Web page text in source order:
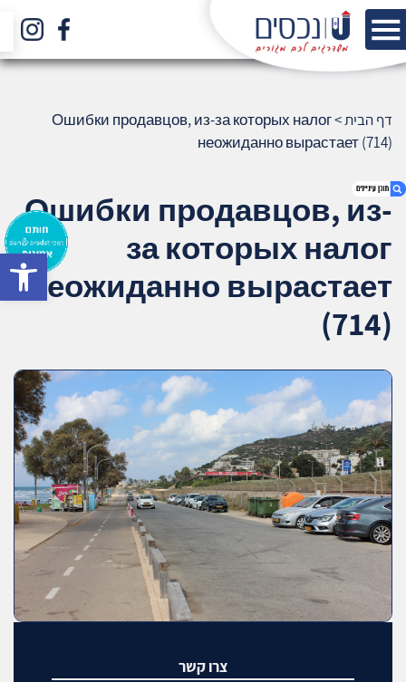
1. Ошибки продавцов, из-за которых налог
неожиданно вырастает (714)
2. אודות U נכסים
3. שאלתם ? ענינו !
דף הבית>
Ошибки продавцов, из-за которых налог
неожиданно вырастает (714)
Ошибки продавцов, из-
за которых налог
неожиданно вырастает
(714)
צרו קשר